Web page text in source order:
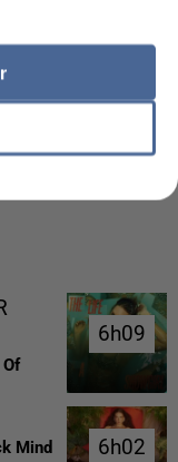
6h09
6h09
Mind 6h02
6h02